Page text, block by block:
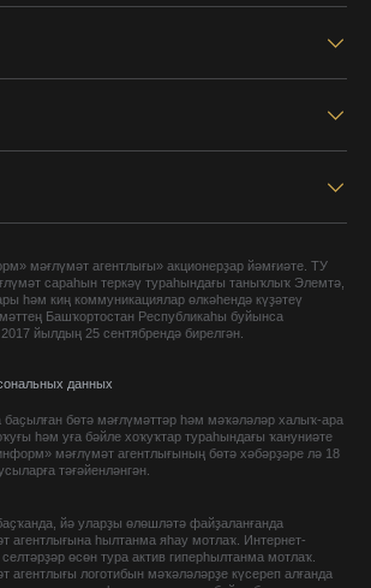
мәғлүмәт агентлығы» акционерҙар йәмғиәте. ТУ
сараһын теркәү тураһындағы таныҡлыҡ Элемтә,
һәм киң коммуникациялар өлкәһендә күҙәтеү
Башҡортостан Республикаһы буйынса
йылдың 25 сентябрендә бирелгән.
данных
баҫылған бөтә мәғлүмәттәр һәм мәҡәләләр халыҡ-ара
һәм уға бәйле хоҡуҡтар тураһындағы ҡануниәте
мәғлүмәт агентлығының бөтә хәбәрҙәре лә 18
тәғәйенләнгән.
йә уларҙы өлөшләтә файҙаланғанда
агентлығына һылтанма яһау мотлаҡ. Интернет-
өсөн тура актив гиперһылтанма мотлаҡ.
логотибын мәҡәләләрҙе күсереп алғанда